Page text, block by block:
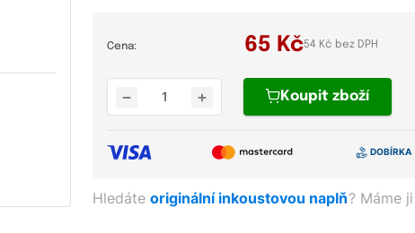
Cena: 65 Kč54 Kč bez DPH
Koupitzboží
Hledáteoriginální inkoustovou naplň? Máme